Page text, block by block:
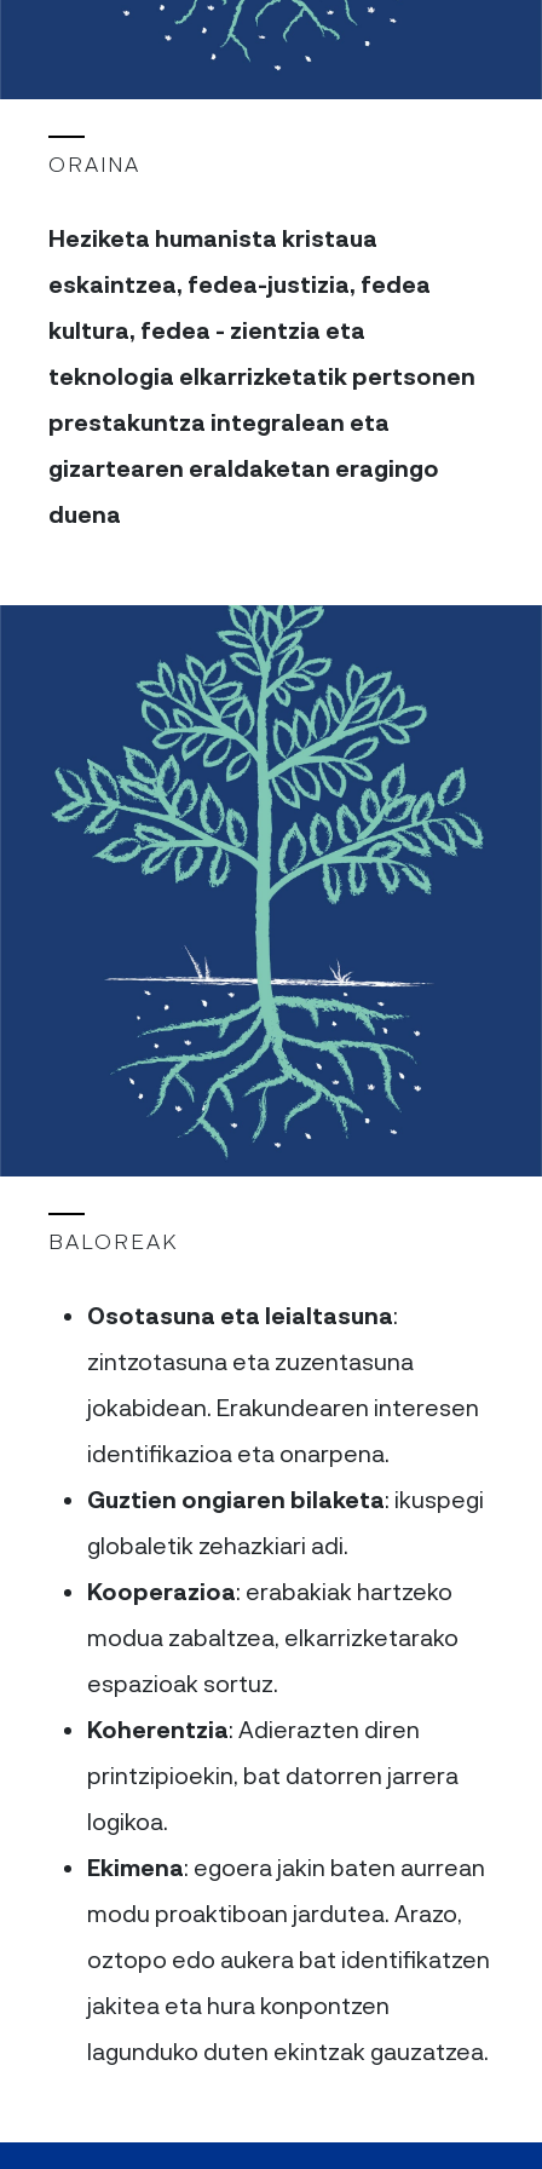
ORAINA
Heziketa humanista kristaua
eskaintzea, fedea-justizia, fedea
kultura, fedea - zientzia eta
teknologia elkarrizketatik pertsonen
prestakuntza integralean eta
gizartearen eraldaketan eragingo
duena
BALOREAK
Osotasuna eta leialtasuna:
zintzotasuna eta zuzentasuna
jokabidean. Erakundearen interesen
identifikazioa eta onarpena.
Guztien ongiaren bilaketa: ikuspegi
globaletik zehazkiari adi.
Kooperazioa: erabakiak hartzeko
modua zabaltzea, elkarrizketarako
espazioak sortuz.
Koherentzia: Adierazten diren
printzipioekin, bat datorren jarrera
logikoa.
Ekimena: egoera jakin baten aurrean
modu proaktiboan jardutea. Arazo,
oztopo edo aukera bat identifikatzen
jakitea eta hura konpontzen
lagunduko duten ekintzak gauzatzea.